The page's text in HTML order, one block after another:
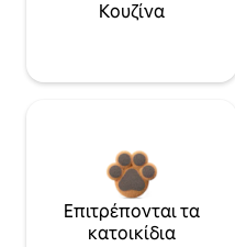
Κουζίνα
Επιτρέπονται τα
κατοικίδια